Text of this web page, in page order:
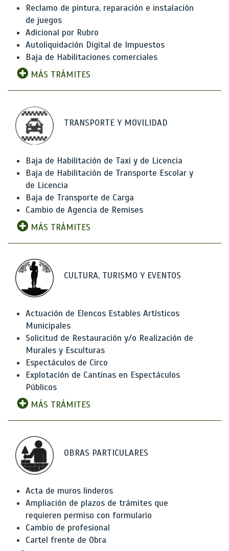
Reclamo de pintura, reparación e instalación
de juegos
Adicional por Rubro
Autoliquidación Digital de Impuestos
Baja de Habilitaciones comerciales
MÁS TRÁMITES
TRANSPORTE Y MOVILIDAD
Baja de Habilitación de Taxi y de Licencia
Baja de Habilitación de Transporte Escolar y
de Licencia
Baja de Transporte de Carga
Cambio de Agencia de Remises
MÁS TRÁMITES
CULTURA, TURISMO Y EVENTOS
Actuación de Elencos Estables Artísticos
Municipales
Solicitud de Restauración y/o Realización de
Murales y Esculturas
Espectáculos de Circo
Explotación de Cantinas en Espectáculos
Públicos
MÁS TRÁMITES
OBRAS PARTICULARES
Acta de muros linderos
Ampliación de plazos de trámites que
requieren permiso con formulario
Cambio de profesional
Cartel frente de Obra